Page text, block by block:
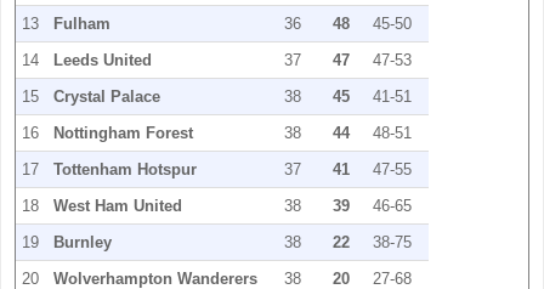
13
Fulham 36 48
45-50
14
Leeds United 37 47
47-53
15
Crystal Palace 38 45
41-51
16
Nottingham Forest 38 44
48-51
17
Tottenham Hotspur 37 41
47-55
18
West Ham United 38 39
46-65
19
Burnley 38 22
38-75
20
Wolverhampton Wanderers 38 20 27-68